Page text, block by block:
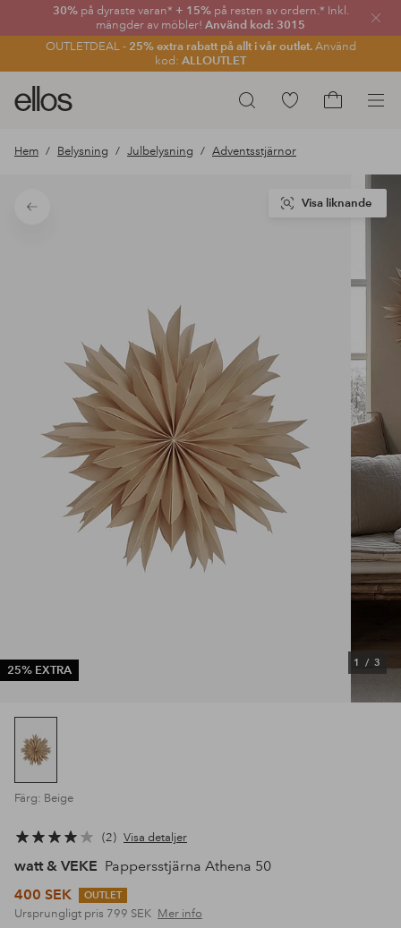
30% på dyraste varan* + 15% på resten av ordern.* Inkl.
mängder av möbler! Använd kod: 3015
OUTLETDEAL - 25% extra rabatt på allt i vår outlet.Använd
kod: ALLOUTLET
Sök
Ellos
logotyp
gå
förstasidan
Gå
Hem Belysning Julbelysning Adventsstjärnor
Tillbaka
25% EXTRA
1 / 3
Visa liknande
Färg: Beige
2 Visa detaljer
watt & VEKE Pappersstjärna Athena 50
400 SEK
OUTLET
Ursprungligt pris 799 SEK Mer info